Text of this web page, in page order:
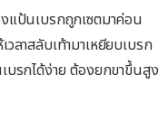
แป้นเบรกถูกเซตมาค่อน
ลาสลับเท้ามาเหยียบเบรก
บรกได้ง่าย ต้องยกขาขึ้นสูง